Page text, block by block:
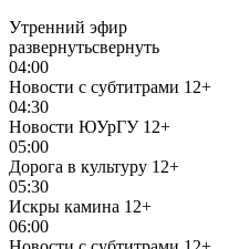
Утренний эфир
развернутьсвернуть
04:00
Новости с субтитрами 12+
04:30
Новости ЮУрГУ 12+
05:00
Дорога в культуру 12+
05:30
Искры камина 12+
06:00